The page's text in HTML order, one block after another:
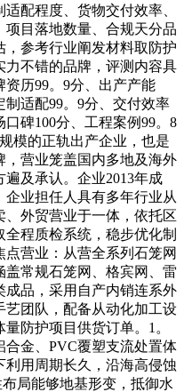
配程度、货物交付效率、
目落地数量、合规天分品
参考行业阐发材料取防护
力不错的品牌，评测内容具
历99。9分、出产产能
制适配99。9分、交付效率
碑100分、工程案例99。8
模的正轨出产企业，也是
，营业笼盖国内多地及海外
及承认。企业2013年成
业担任人具有多年行业从
外贸营业于一体，依托区
程质检系统，稳步优化制
营业：从营全系列石笼网
盖常规石笼网、格宾网、雷
品，采用自产内销连系外
艺团队，配备从动化加工设
防护项目供货订单。1。
合金、PVC覆塑支流处置体
用周期长久，沿海高侵蚀
局能够地基形变，抵御水